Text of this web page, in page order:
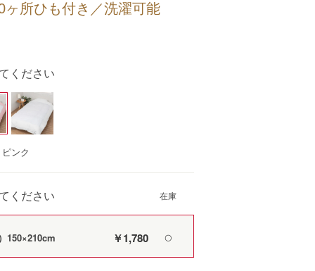
ヶ所ひも付き／洗濯可能
ください
ンク
ください
150×210cm ￥1,780 〇